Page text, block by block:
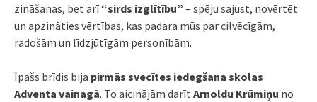
zināšanas, bet arī “sirds izglītību” – spēju sajust, novērtēt
un apzināties vērtības, kas padara mūs par cilvēcīgām,
radošām un līdzjūtīgām personībām.
Īpašs brīdis bija pirmās svecītes iedegšana skolas
Adventa vainagā. To aicinājām darīt Arnoldu Krūmiņu no